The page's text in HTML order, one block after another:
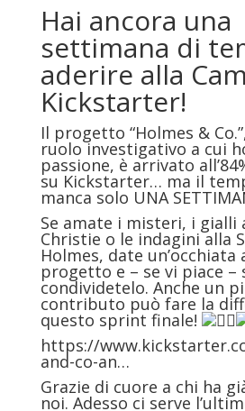
Hai ancora una
settimana di
aderire alla
Kickstarter!
Il progetto “Holmes &
ruolo investigativo a cui
passione, è arrivato
su Kickstarter… ma il
manca solo UNA
Se amate i misteri, i gialli
Christie o le indagini alla
Holmes, date un’occhiata
progetto e – se vi piace –
condividetelo. Anche un
contributo può fare la
questo sprint finale!
https://
and-co-an…
Grazie di cuore a chi ha
noi. Adesso ci serve